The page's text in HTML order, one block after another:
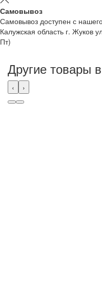
Самовывоз
Самовывоз доступен с
Калужская область г. Жуков
Пт)
Другие товары
‹ ›